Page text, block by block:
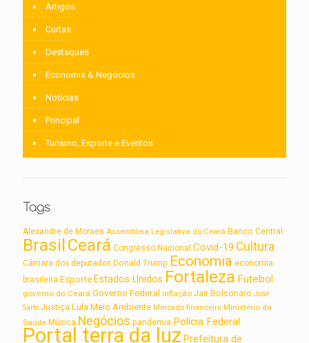
Artigos
Curtas
Destaques
Economia & Negócios
Notícias
Principal
Turismo, Esporte e Eventos
Tags
Alexandre de Moraes Assembleia Legislativa do Ceará Banco Central
BrasilCeará Congresso Nacional Covid-19 Cultura
Câmara dos deputados Donald Trump Economia economia
brasileira Esporte Estados Unidos Fortaleza Futebol
governo do Ceará Governo Federal inflação Jair Bolsonaro José
Sarto Justiça Lula Meio Ambiente Mercado financeiro Ministério da
Saúde Música Negócios pandemia Polícia Federal
Portal terra da luz Prefeitura de